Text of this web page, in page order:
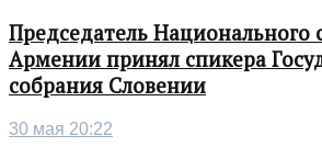
Председатель Национального
Армении принял спикера
собрания Словении
30 мая 20:22